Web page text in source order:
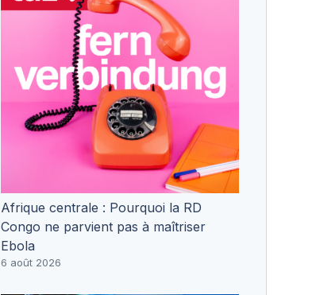
Afrique centrale : Pourquoi la RD
Congo ne parvient pas à maîtriser
Ebola
6 août 2026